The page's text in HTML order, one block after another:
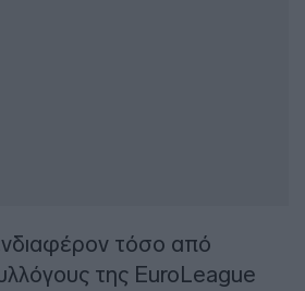
τόσο από
της EuroLeague